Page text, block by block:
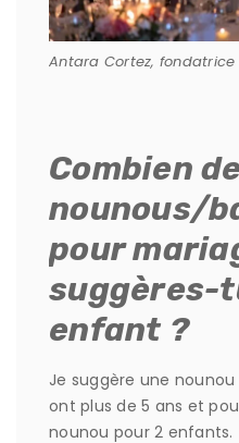
Antara Cortez, fondatrice
Combien
nounous/
pour
suggères-
enfant ?
Je suggère une
ont plus de 5 ans et
nounou pour 2 enfants.